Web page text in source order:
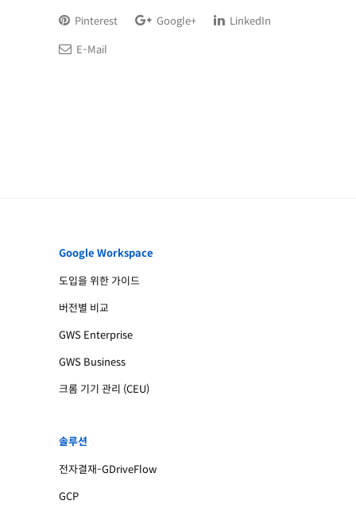
Pinterest Google+ LinkedIn
E-Mail
Google Workspace
도입을 위한 가이드
버전별 비교
GWS Enterprise
GWS Business
크롬 기기 관리 (CEU)
솔루션
전자결재-GDriveFlow
GCP